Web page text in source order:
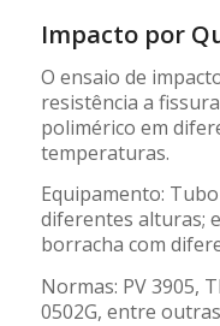
Impacto por
O ensaio de
resistência a
polimérico em
temperaturas.
Equipamento:
diferentes alturas;
borracha com
Normas: PV 3905,
0502G, entre